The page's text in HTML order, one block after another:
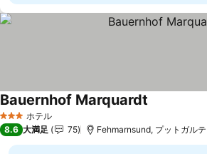
3 ホテルのランク
ホテル
Bauernhof Marquardt
8.6 大満足 75 Fehmarnsund, プットガル